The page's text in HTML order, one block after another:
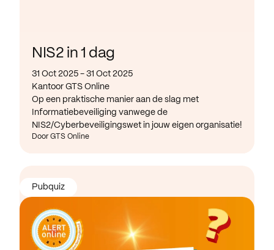
NIS2 in 1 dag
31 Oct 2025 - 31 Oct 2025
Kantoor GTS Online
Op een praktische manier aan de slag met
Informatiebeveiliging vanwege de
NIS2/Cyberbeveiligingswet in jouw eigen organisatie!
Door GTS Online
Pubquiz